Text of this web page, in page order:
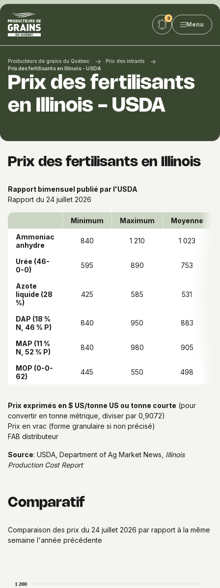
Producteurs
de
grains
du
Québec
:
PGQ
Menu
Producteurs de grains du Québec
Prix des intrants
Prix des fertilisants en Illinois - USDA
Prix des fertilisants
en Illinois - USDA
Prix des fertilisants en Illinois
Rapport bimensuel publié par l'USDA
Rapport du 24 juillet 2026
Minimum Maximum Moyenne
Ammoniac
anhydre
840 1 210 1 023
Urée (46-
0-0)
595 890 753
Azote
liquide (28
%)
425 585 531
DAP (18 %
N, 46 % P)
840 950 883
MAP (11 %
N, 52 % P)
840 980 905
MOP (0-0-
62)
445 550 498
Prix exprimés en $ US/tonne US ou tonne courte (pour
convertir en tonne métrique, diviser par 0,9072)
Prix en vrac (forme granulaire si non précisé)
FAB distributeur
Source: USDA, Department of Ag Market News, Illinois
Production Cost Report
Comparatif
Comparaison des prix du 24 juillet 2026 par rapport à la même
semaine l'année précédente